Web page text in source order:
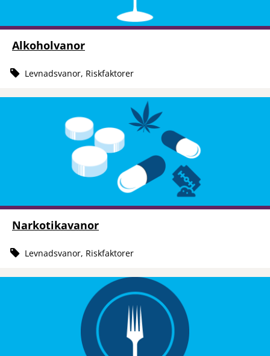
Alkoholvanor
Levnadsvanor, Riskfaktorer
Narkotikavanor
Levnadsvanor, Riskfaktorer